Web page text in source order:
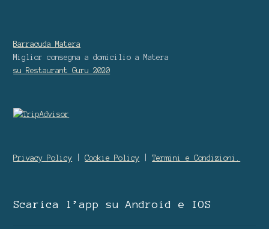
Barracuda Matera
Miglior consegna a domicilio a Matera
su Restaurant Guru
2020
Privacy Policy |Cookie Policy |Termini e Condizioni.
Scarica l’app su Android e IOS